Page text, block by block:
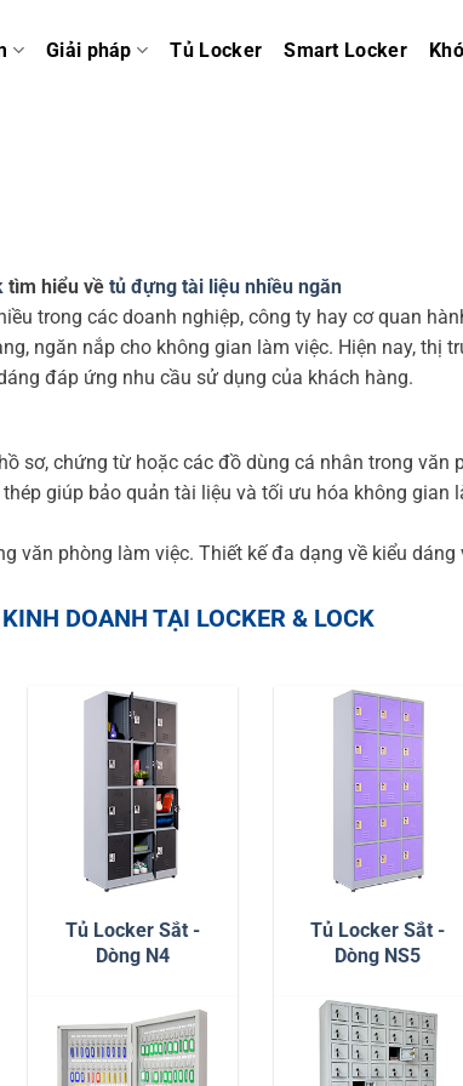
Giải pháp Tủ Locker Smart Locker
tìm hiểu về tủ đựng tài liệu nhiều ngăn
trong các doanh nghiệp, công ty hay cơ quan
ngăn nắp cho không gian làm việc. Hiện nay, thị
đáp ứng nhu cầu sử dụng của khách hàng.
sơ, chứng từ hoặc các đồ dùng cá nhân trong văn
giúp bảo quản tài liệu và tối ưu hóa không gian
văn phòng làm việc. Thiết kế đa dạng về kiểu dáng
DOANH TẠI LOCKER & LOCK
Tủ Locker Sắt -
Dòng N4
Tủ Locker Sắt -
Dòng NS5